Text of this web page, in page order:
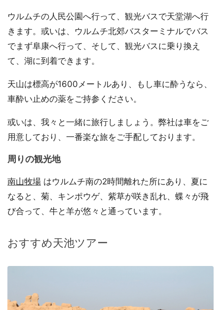
ウルムチの人民公園へ行って、観光バスで天堂湖へ行
きます。或いは、ウルムチ北郊バスターミナルでバス
でまず阜康へ行って、そして、観光バスに乗り換え
て、湖に到着できます。
天山は標高が1600メートルあり、もし車に酔うなら、
車酔い止めの薬をご持参ください。
或いは、我々と一緒に旅行しましょう。弊社は車をご
用意しており、一番楽な旅をご手配しております。
周りの観光地
南山牧場 はウルムチ南の2時間離れた所にあり、夏に
なると、菊、キンポウゲ、紫草が咲き乱れ、蝶々が飛
び合って、牛と羊が悠々と通っています。
おすすめ天池ツアー